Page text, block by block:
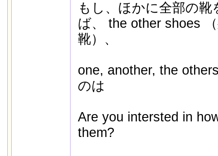
もし、ほかに全部の
ば、 the other shoes
靴）、
one, another, the
のは
Are you intersted in
them?